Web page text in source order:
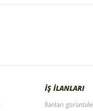
İŞ İLANLARI
İlanları görüntüle